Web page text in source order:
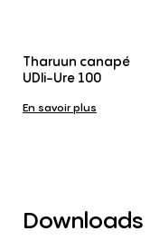
Tharuun canapé
UDli-Ure 100
En savoir plus
Downloads